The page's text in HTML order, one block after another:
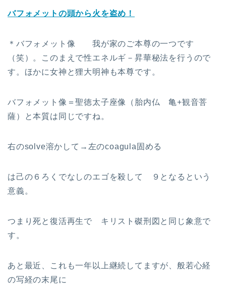
バフォメットの頭から火を盗め！
＊バフォメット像 我が家のご本尊の一つです
（笑）。このまえで性エネルギ－昇華秘法を行うので
す。ほかに女神と狸大明神も本尊です。
バフォメット像＝聖徳太子座像（胎内仏 亀+観音菩
薩）と本質は同じですね。
右のsolve溶かして→左のcoagula固める
は己の６ろくでなしのエゴを殺して ９となるという
意義。
つまり死と復活再生で キリスト磔刑図と同じ象意で
す。
あと最近、これも一年以上継続してますが、般若心経
の写経の末尾に